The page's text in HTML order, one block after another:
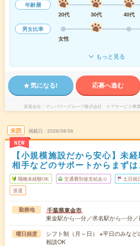
年齢層
20代
30代 40代
男女比率
女性
もっと見る
気になる! 応募へ進む
派遣会社 マンパワーグループ株式会社 ケアサービス事
未読
NEW
掲載日 2026/08/06
【小規模施設だから安心】未
相手などのサポートからまずは
職種未経験OK 交通費別途支給あり 土日祝
派遣
勤務地 千葉県東金市
東金駅から---分／求名駅から---分
曜日頻度
シフト制（月～日） ※平日のみなど
相談OK